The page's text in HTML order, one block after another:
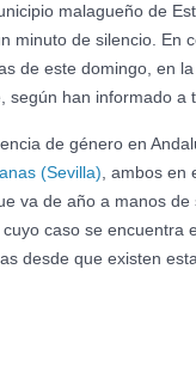
malagueño de
minuto de silencio. En
de este domingo, en
según han informado a
de género en
(Sevilla) , ambos
va de año a manos
caso se encuentra
desde que existen